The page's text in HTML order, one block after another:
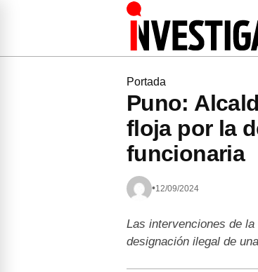
Portada
Puno:
floja por la
funcionaria
•12/09/2024
Las intervenciones de
designación ilegal de